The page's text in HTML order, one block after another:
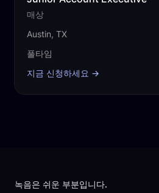
매상
Austin, TX
풀타임
지금 신청하세요 →
녹음은 쉬운 부분입니다.